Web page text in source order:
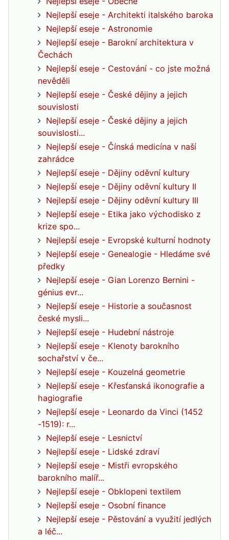
Nejlepší eseje - Architekti italského baroka
Nejlepší eseje - Astronomie
Nejlepší eseje - Barokní architektura v
Čechách
Nejlepší eseje - Cestování - co jste možná
nevěděli
Nejlepší eseje - České dějiny a jejich
souvislosti
Nejlepší eseje - České dějiny a jejich
souvislosti...
Nejlepší eseje - Čínská medicína v naší
zahrádce
Nejlepší eseje - Dějiny oděvní kultury
Nejlepší eseje - Dějiny oděvní kultury II
Nejlepší eseje - Dějiny oděvní kultury III
Nejlepší eseje - Etika jako východisko z
krize spo...
Nejlepší eseje - Evropské kulturní hodnoty
Nejlepší eseje - Genealogie - Hledáme své
předky
Nejlepší eseje - Gian Lorenzo Bernini -
génius evr...
Nejlepší eseje - Historie a současnost
české mysli...
Nejlepší eseje - Hudební nástroje
Nejlepší eseje - Klenoty barokního
sochařství v če...
Nejlepší eseje - Kouzelná geometrie
Nejlepší eseje - Křesťanská ikonografie a
hagiografie
Nejlepší eseje - Leonardo da Vinci (1452
-1519): r...
Nejlepší eseje - Lesnictví
Nejlepší eseje - Lidské zdraví
Nejlepší eseje - Mistři evropského
barokního malíř...
Nejlepší eseje - Obklopeni textilem
Nejlepší eseje - Osobní finance
Nejlepší eseje - Pěstování a využití jedlých
a léč...